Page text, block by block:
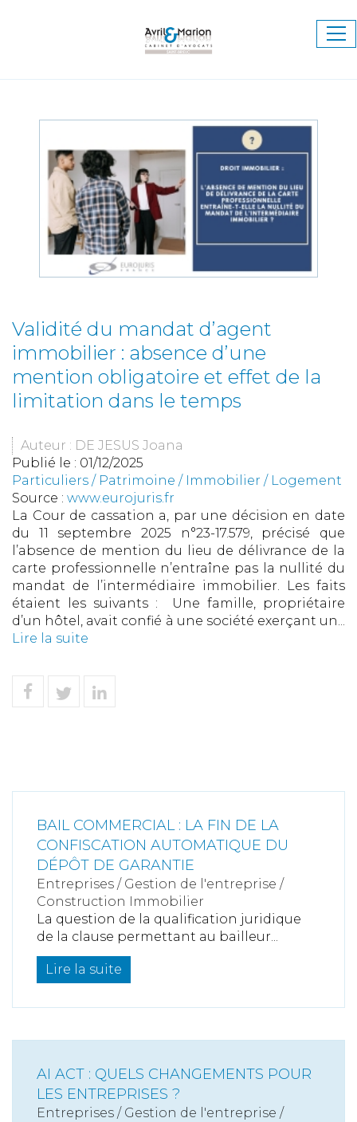
Validité du mandat d’agent
immobilier : absence d’une
mention obligatoire et effet de la
limitation dans le temps
Auteur : DE JESUS Joana
Publié le : 01/12/2025
Particuliers / Patrimoine / Immobilier / Logement
Source : www.eurojuris.fr
La Cour de cassation a, par une décision en date
du 11 septembre 2025 n°23-17.579, précisé que
l’absence de mention du lieu de délivrance de la
carte professionnelle n’entraîne pas la nullité du
mandat de l’intermédiaire immobilier. Les faits
étaient les suivants : Une famille, propriétaire
d’un hôtel, avait confié à une société exerçant un...
Lire la suite
BAIL COMMERCIAL : LA FIN DE LA
CONFISCATION AUTOMATIQUE DU
DÉPÔT DE GARANTIE
Entreprises / Gestion de l'entreprise /
Construction Immobilier
La question de la qualification juridique
de la clause permettant au bailleur...
Lire la suite
AI ACT : QUELS CHANGEMENTS POUR
LES ENTREPRISES ?
Entreprises / Gestion de l'entreprise /